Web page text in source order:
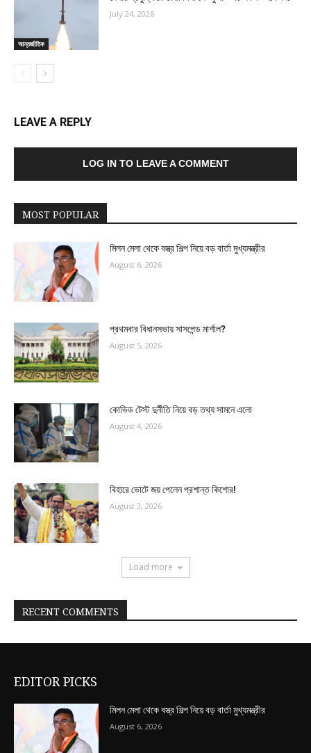
আন্তর্জাতিক
July 24, 2026
LEAVE A REPLY
LOG IN TO LEAVE A COMMENT
MOST POPULAR
মিলন মেলা থেকে বস্ত্র শিল্প নিয়ে বড় বার্তা মুখ্যমন্ত্রীর
August 6, 2026
প্রথমবার বিধানসভায় সাসপেন্ড মার্শাল?
August 5, 2026
কোভিড টেস্ট দুর্নীতি নিয়ে বড় তথ্য সামনে এলো
August 4, 2026
বিহারে ভোটে জয় পেলেন প্রশান্ত কিশোর!
August 3, 2026
Load more
RECENT COMMENTS
EDITOR PICKS
মিলন মেলা থেকে বস্ত্র শিল্প নিয়ে বড় বার্তা মুখ্যমন্ত্রীর
August 6, 2026